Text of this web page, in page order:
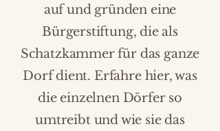
auf und gründen eine
Bürgerstiftung, die als
Schatzkammer für das ganze
Dorf dient. Erfahre hier, was
die einzelnen Dörfer so
umtreibt und wie sie das